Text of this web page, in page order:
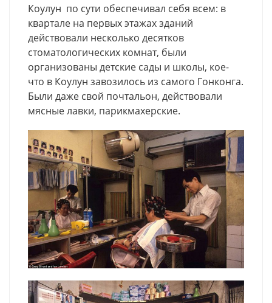
Коулун по сути обеспечивал себя всем: в
квартале на первых этажах зданий
действовали несколько десятков
стоматологических комнат, были
организованы детские сады и школы, кое-
что в Коулун завозилось из самого Гонконга.
Были даже свой почтальон, действовали
мясные лавки, парикмахерские.